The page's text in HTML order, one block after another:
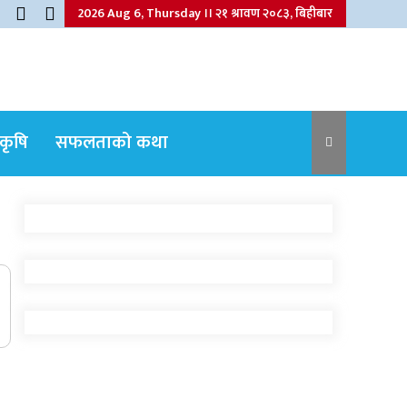
2026 Aug 6, Thursday ।। २१ श्रावण २०८३, बिहीबार
कृषि सफलताको कथा